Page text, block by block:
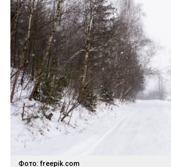
Фото: freepik.com